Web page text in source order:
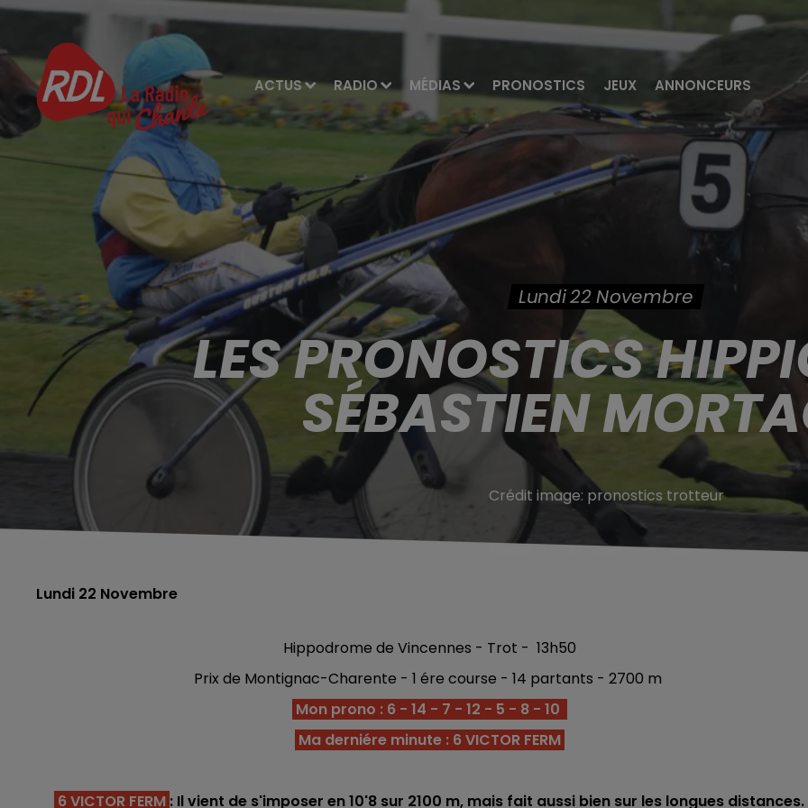
ACTUS RADIO MÉDIAS PRONOSTICS JEUX ANNONCEURS
Lundi 22 Novembre
LES PRONOSTICS
SÉBASTIEN
Crédit image: pronostics trotteur
Lundi 22 Novembre
Hippodrome de Vincennes - Trot - 13h50
Prix de Montignac-Charente - 1 ére course - 14 partants - 2700 m
Mon prono : 6 - 14 - 7 - 12 - 5 - 8 - 10
Ma derniére minute : 6 VICTOR FERM
6 VICTOR FERM : Il vient de s'imposer en 10'8 sur 2100 m, mais fait aussi bien sur les longues distances.